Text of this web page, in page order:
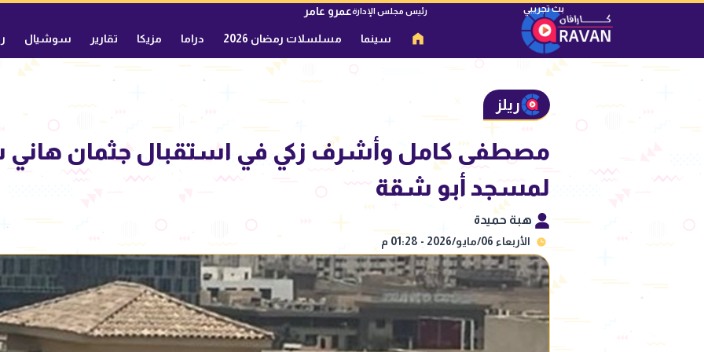
رئيس مجلس الإدارةعمرو عامر
سينما مسلسلات رمضان 2026 دراما مزيكا تقارير سوشيال
ريلز
مصطفى كامل وأشرف زكي في استقبال جثمان
لمسجد أبو شقة
هبة حميدة
الأربعاء 06/مايو/2026 - 01:28 م